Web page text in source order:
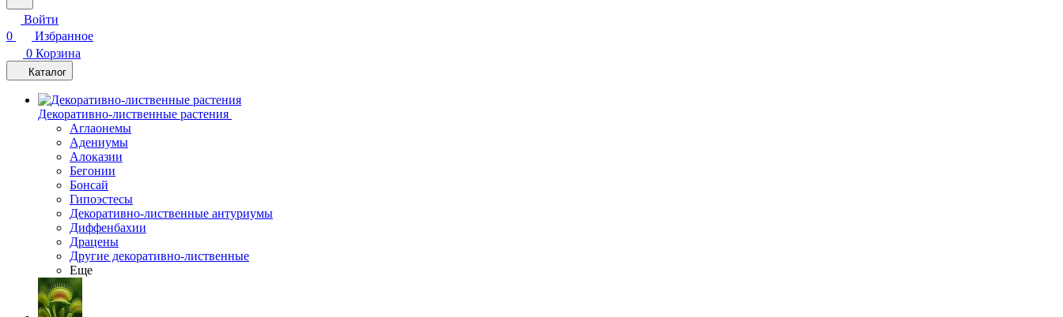
Войти
0
Избранное
0 Корзина
Каталог
Декоративно-лиственные растения
Аглаонемы
Адениумы
Алоказии
Бегонии
Бонсай
Гипоэстесы
Декоративно-лиственные антуриумы
Диффенбахии
Драцены
Другие декоративно-лиственные
Еще